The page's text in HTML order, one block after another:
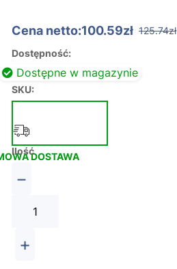
Cena netto:100.59zł 125.74zł
Dostępność:
Dostępne w magazynie
SKU:
DOSTAWA
Ilość
−
+